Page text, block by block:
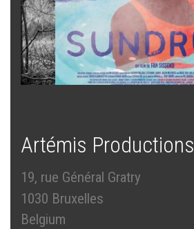
Artémis Productions
19, rue Général Gratry
1030 Bruxelles
Belgium